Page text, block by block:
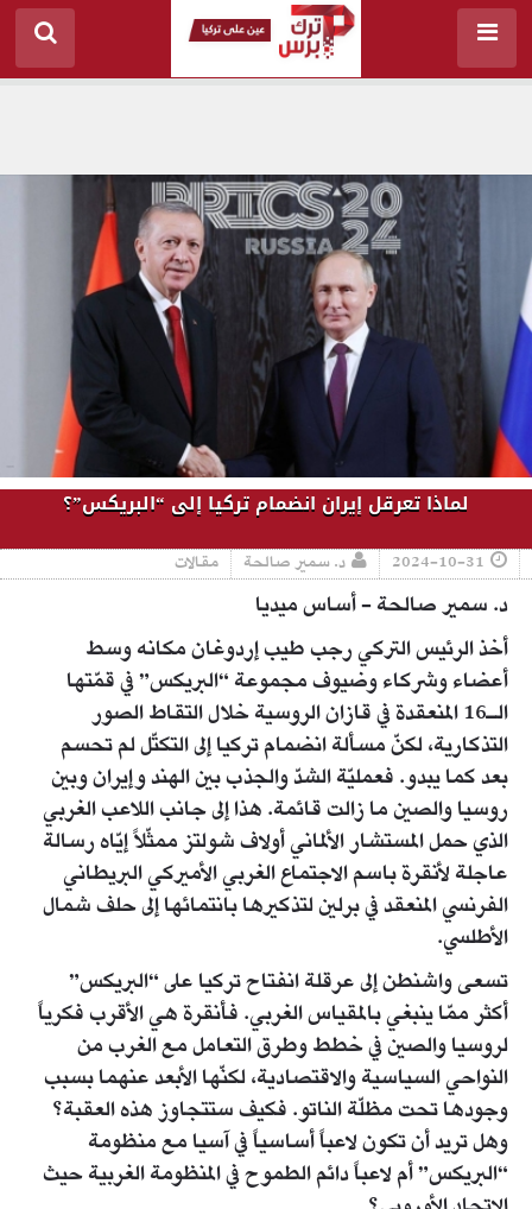
لماذا تعرقل إيران انضمام تركيا إلى “البريكس”؟
2024-10-31 د. سمير صالحة مقالات
د. سمير صالحة - أساس ميديا
أخذ الرئيس التركي رجب طيب إردوغان مكانه وسط
أعضاء وشركاء وضيوف مجموعة “البريكس” في قمّتها
الـ16 المنعقدة في قازان الروسية خلال التقاط الصور
التذكارية، لكنّ مسألة انضمام تركيا إلى التكتّل لم تحسم
بعد كما يبدو. فعمليّة الشدّ والجذب بين الهند وإيران وبين
روسيا والصين ما زالت قائمة. هذا إلى جانب اللاعب الغربي
الذي حمل المستشار الألماني أولاف شولتز ممثّلاً إيّاه رسالة
عاجلة لأنقرة باسم الاجتماع الغربي الأميركي البريطاني
الفرنسي المنعقد في برلين لتذكيرها بانتمائها إلى حلف شمال
الأطلسي.
تسعى واشنطن إلى عرقلة انفتاح تركيا على “البريكس”
أكثر ممّا ينبغي بالمقياس الغربي. فأنقرة هي الأقرب فكرياً
لروسيا والصين في خطط وطرق التعامل مع الغرب من
النواحي السياسية والاقتصادية، لكنّها الأبعد عنهما بسبب
وجودها تحت مظلّة الناتو. فكيف ستتجاوز هذه العقبة؟
وهل تريد أن تكون لاعباً أساسياً في آسيا مع منظومة
“البريكس” أم لاعباً دائم الطموح في المنظومة الغربية حيث